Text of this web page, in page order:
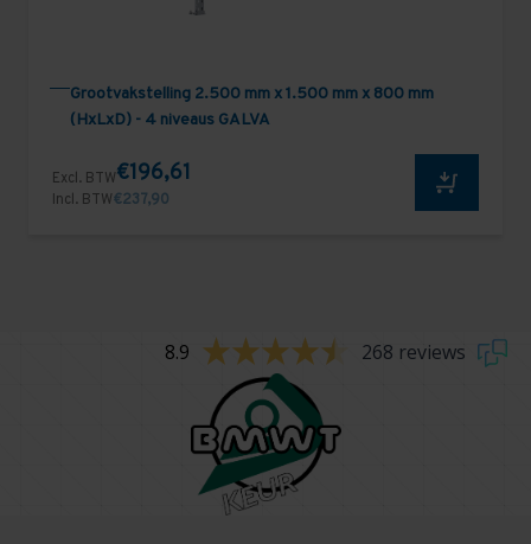
Grootvakstelling 2.500 mm x 1.500 mm x 800 mm
(HxLxD) - 4 niveaus GALVA
Excl. BTW€196,61
Incl. BTW€237,90
8.9 268 reviews